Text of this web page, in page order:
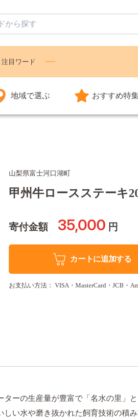
注目ワード
地域で選ぶ おすすめ特
山梨県富士河口湖町
甲州牛ロースステーキ
寄付金額 35,000 円
カートに追加する
お支払い方法： VISA・MasterCard・JCB・
ーの生産量が豊富で「名水の里」
しい水や磨き抜かれた飼育技術の積